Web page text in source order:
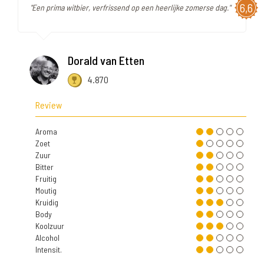
6,6
"Een prima witbier, verfrissend op een heerlijke zomerse dag."
Dorald van Etten
4.870
Review
Aroma
Zoet
Zuur
Bitter
Fruitig
Moutig
Kruidig
Body
Koolzuur
Alcohol
Intensit.